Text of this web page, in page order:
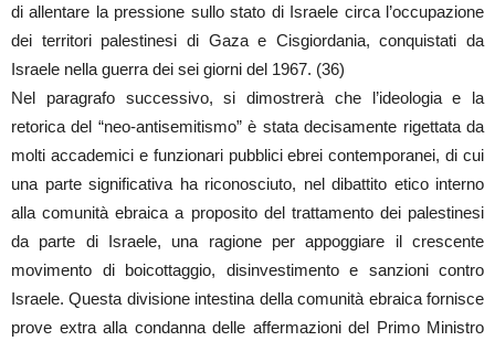
di allentare la pressione sullo stato di Israele circa l’occupazione
dei territori palestinesi di Gaza e Cisgiordania, conquistati da
Israele nella guerra dei sei giorni del 1967. (36)
Nel paragrafo successivo, si dimostrerà che l’ideologia e la
retorica del “neo-antisemitismo” è stata decisamente rigettata da
molti accademici e funzionari pubblici ebrei contemporanei, di cui
una parte significativa ha riconosciuto, nel dibattito etico interno
alla comunità ebraica a proposito del trattamento dei palestinesi
da parte di Israele, una ragione per appoggiare il crescente
movimento di boicottaggio, disinvestimento e sanzioni contro
Israele. Questa divisione intestina della comunità ebraica fornisce
prove extra alla condanna delle affermazioni del Primo Ministro